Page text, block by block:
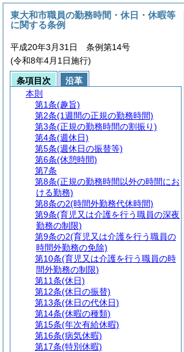
東大和市職員の勤務時間・休日・休暇等
に関する条例
平成20年3月31日 条例第14号
(令和8年4月1日施行)
条項目次
沿革
本則
第1条(趣旨)
第2条(1週間の正規の勤務時間)
第3条(正規の勤務時間の割振り)
第4条(週休日)
第5条(週休日の振替等)
第6条(休憩時間)
第7条
第8条(正規の勤務時間以外の時間にお
ける勤務)
第8条の2(時間外勤務代休時間)
第9条(育児又は介護を行う職員の深夜
勤務の制限)
第9条の2(育児又は介護を行う職員の
時間外勤務の免除)
第10条(育児又は介護を行う職員の時
間外勤務の制限)
第11条(休日)
第12条(休日の振替)
第13条(休日の代休日)
第14条(休暇の種類)
第15条(年次有給休暇)
第16条(病気休暇)
第17条(特別休暇)